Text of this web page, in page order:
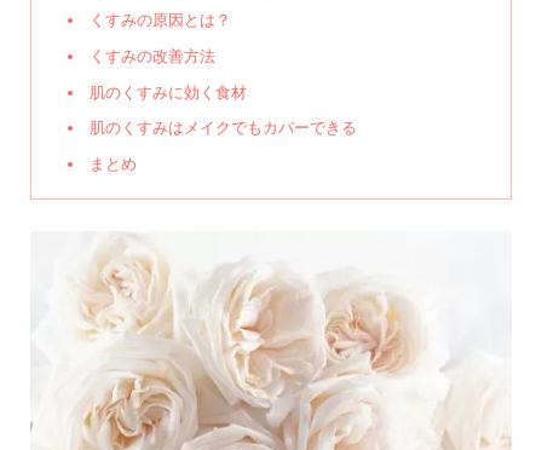
くすみの原因とは？
くすみの改善方法
肌のくすみに効く食材
肌のくすみはメイクでもカバーできる
まとめ